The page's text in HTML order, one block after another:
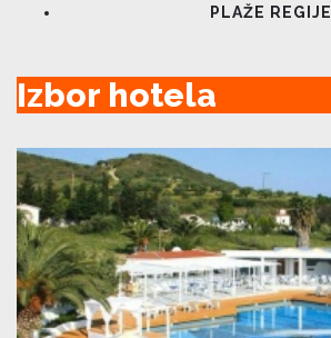
PLAŽE REGIJE
Izbor hotela